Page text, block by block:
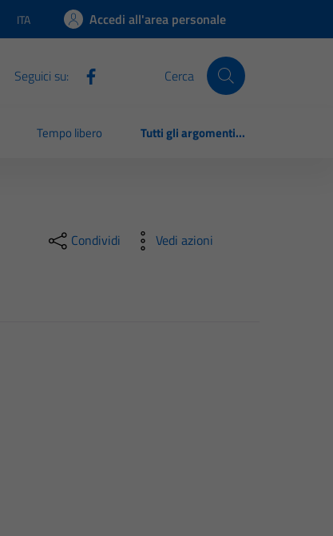
Lingua attiva:
ITA Accedi all'area personale
Seguici su: Cerca
Tempo libero Tutti gli argomenti...
Condividi Vedi azioni